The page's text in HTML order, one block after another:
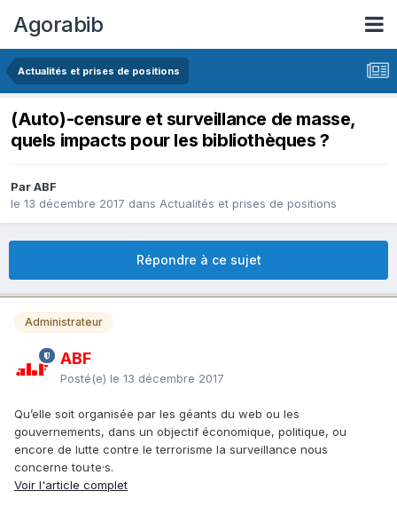
Agorabib
Actualités et prises de positions
(Auto)-censure et surveillance de masse,
quels impacts pour les bibliothèques ?
Par ABF
le 13 décembre 2017 dans Actualités et prises de positions
Répondre à ce sujet
Administrateur
ABF
Posté(e) le 13 décembre 2017
Qu’elle soit organisée par les géants du web ou les
gouvernements, dans un objectif économique, politique, ou
encore de lutte contre le terrorisme la surveillance nous
concerne tou·te·s.
Voir l'article complet